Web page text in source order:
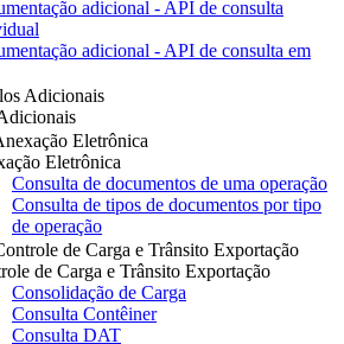
adicional - API de consulta
adicional - API de consulta em
Adicionais
Eletrônica
Eletrônica
Consulta de documentos de uma operação
Consulta de tipos de documentos por tipo
de operação
de Carga e Trânsito Exportação
de Carga e Trânsito Exportação
Consolidação de Carga
Consulta Contêiner
Consulta DAT